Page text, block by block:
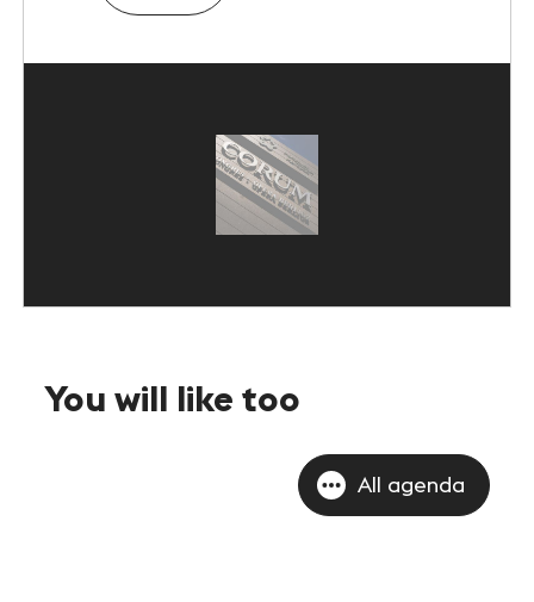
Accès
Restauration et hébergement
Sécurité et protocole sanitaire
LinkedIn
You will like too
All agenda